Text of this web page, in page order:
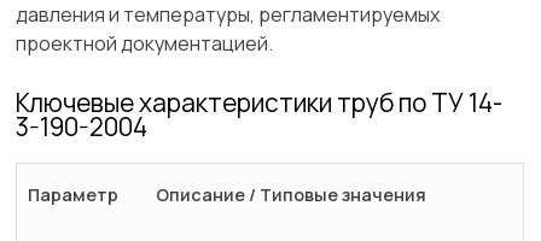
давления и температуры, регламентируемых
проектной документацией.
Ключевые характеристики труб по ТУ 14-
3-190-2004
Параметр Описание / Типовые значения